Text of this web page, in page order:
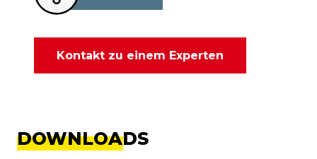
Kontakt zu einem Experten
DOWNLOADS